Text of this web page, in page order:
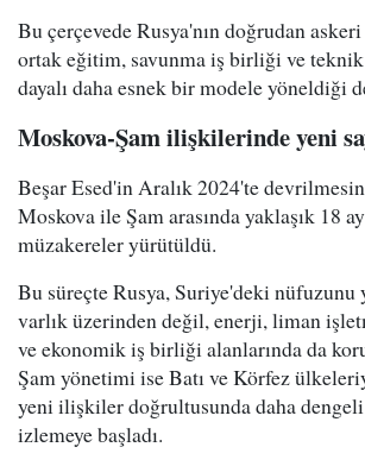
Bu çerçevede Rusya'nın doğrudan
ortak eğitim, savunma iş birliği ve
dayalı daha esnek bir modele yöneldiği
Moskova-Şam ilişkilerinde yeni
Beşar Esed'in Aralık 2024'te
Moskova ile Şam arasında yaklaşık 18
müzakereler yürütüldü.
Bu süreçte Rusya, Suriye'deki nüfuzunu
varlık üzerinden değil, enerji, liman
ve ekonomik iş birliği alanlarında da
Şam yönetimi ise Batı ve Körfez
yeni ilişkiler doğrultusunda daha
izlemeye başladı.